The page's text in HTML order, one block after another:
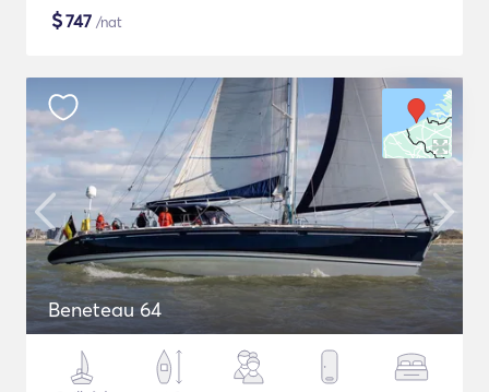
$747 /nat
Beneteau 64